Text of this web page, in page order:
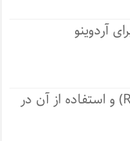
سیستم‌عامل بی‌درنگ (RTOS) و استفاده از آن در